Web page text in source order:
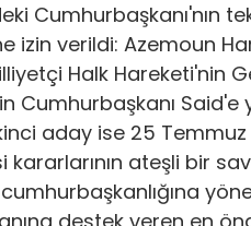
Cumhurbaşkanı'nın
izin verildi: Azemoun
Halk Hareketi'nin
Cumhurbaşkanı
aday ise 25
kararlarının ateşli bir